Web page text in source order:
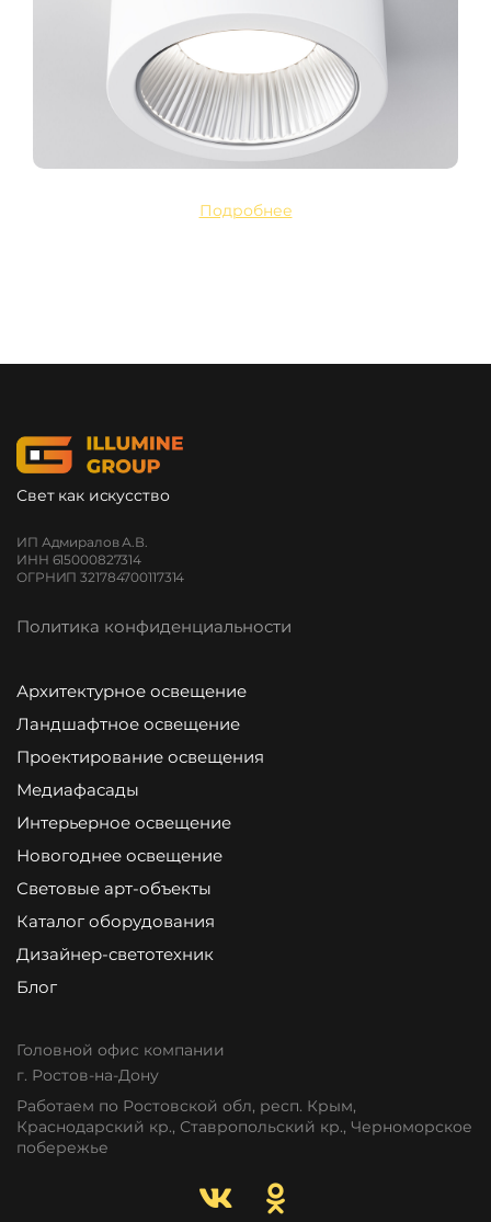
Подробнее
Свет как искусство
ИП Адмиралов А.В.
ИНН 615000827314
ОГРНИП 321784700117314
Политика конфиденциальности
Архитектурное освещение
Ландшафтное освещение
Проектирование освещения
Медиафасады
Интерьерное освещение
Новогоднее освещение
Световые арт-объекты
Каталог оборудования
Дизайнер-светотехник
Блог
Головной офис компании
г. Ростов-на-Дону
Работаем по Ростовской обл, респ. Крым,
Краснодарский кр., Ставропольский кр., Черноморское
побережье